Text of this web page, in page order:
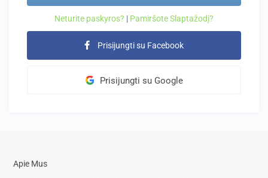
Neturite paskyros? | Pamiršote Slaptažodį?
Prisijungti su Facebook
Prisijungti su Google
Apie Mus